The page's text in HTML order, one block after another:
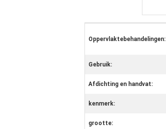
Oppervlaktebehandelingen:
Gebruik:
Afdichting en handvat:
kenmerk:
grootte: